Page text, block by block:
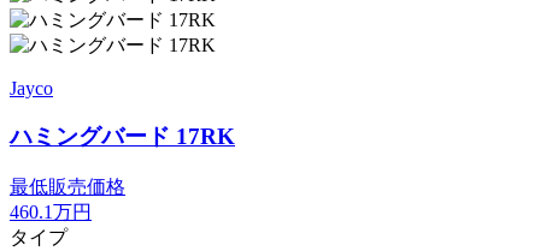
Jayco
ハミングバード 17RK
最低販売価格
460.1万円
タイプ